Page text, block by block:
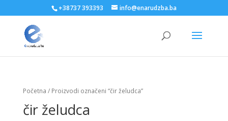
+38737 393393 info@enarudzba.ba
Početna / Proizvodi označeni “čir želudca”
čir želudca